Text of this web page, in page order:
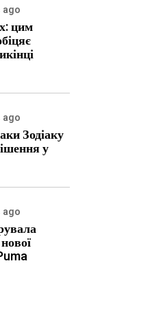
ago
цим
ago
Зодіаку
у
ago